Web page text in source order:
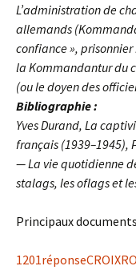
L’administration de
allemands
confiance »,
la Kommandantur du
(ou le doyen des
Bibliographie :
Yves Durand, La
français (1939–1945),
— La vie quotidienne
stalags, les oflags et
Principaux